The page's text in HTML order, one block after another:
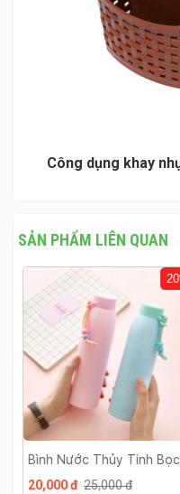
Công dụng khay
SẢN PHẨM LIÊN QUAN
Bình Nước Thủy Tinh Bọc
Nhựa
20,000 đ 25,000 đ